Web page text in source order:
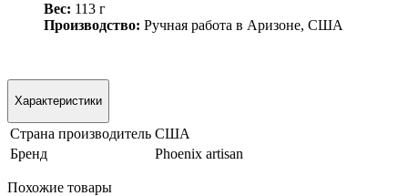
Вес: 113 г
Производство: Ручная работа в Аризоне, США
Характеристики
Страна производитель США
Бренд
Phoenix artisan
Похожие товары